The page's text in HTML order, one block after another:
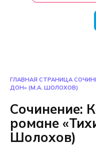
ГЛАВНАЯ СТРАНИЦА
ДОН» (М.А. ШОЛОХОВ)
Сочинение:
романе
Шолохов)